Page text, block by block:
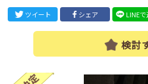
ツイート シェア LINEで
検討